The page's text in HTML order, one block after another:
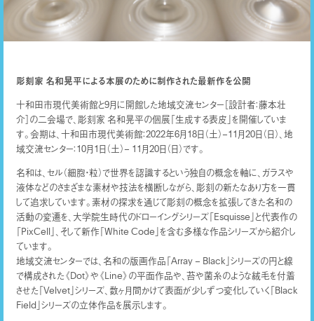
彫刻家 名和晃平による本展のために制作された最新作を公開
十和田市現代美術館と9月に開館した地域交流センター［設計者：藤本壮
介］の二会場で、彫刻家 名和晃平の個展「生成する表皮」を開催していま
す。会期は、十和田市現代美術館：2022年6月18日（土）–11月20日（日）、地
域交流センター：10月1日（土）– 11月20日（日）です。
名和は、セル（細胞・粒）で世界を認識するという独自の概念を軸に、ガラスや
液体などのさまざまな素材や技法を横断しながら、彫刻の新たなあり方を一貫
して追求しています。素材の探求を通じて彫刻の概念を拡張してきた名和の
活動の変遷を、大学院生時代のドローイングシリーズ「Esquisse」と代表作の
「PixCell」、そして新作「White Code」を含む多様な作品シリーズから紹介し
ています。
地域交流センターでは、名和の版画作品「Array – Black」シリーズの円と線
で構成された《Dot》や《Line》の平面作品や、苔や菌糸のような絨毛を付着
させた「Velvet」シリーズ、数ヶ月間かけて表面が少しずつ変化していく「Black
Field」シリーズの立体作品を展示します。